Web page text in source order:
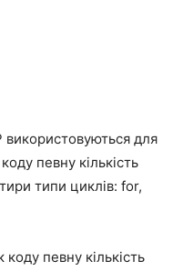
використовуються для
певну кількість
типи циклів: for,
певну кількість